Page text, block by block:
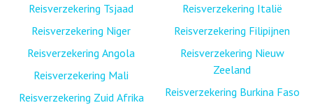
Reisverzekering Tsjaad
Reisverzekering Niger
Reisverzekering Angola
Reisverzekering Mali
Reisverzekering Zuid Afrika
Reisverzekering Italië
Reisverzekering Filipijnen
Reisverzekering Nieuw
Zeeland
Reisverzekering Burkina Faso